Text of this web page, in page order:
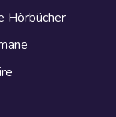
Hörbücher